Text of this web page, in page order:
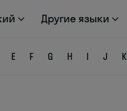
Другие языки
E F G H I J K